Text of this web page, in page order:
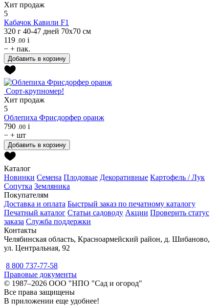
Хит продаж
5
Кабачок Кавили F1
320 г 40-47 дней 70х70 см
119 .00 i
− + пак.
Добавить в корзину
Сорт-крупномер!
Хит продаж
5
Облепиха Фрисдорфер оранж
790 .00 i
− + шт
Добавить в корзину
Каталог
Новинки Семена Плодовые Декоративные Картофель / Лук
Сопутка Земляника
Покупателям
Доставка и оплата Быстрый заказ по печатному каталогу
Печатный каталог Статьи садоводу Акции Проверить статус
заказа Служба поддержки
Контакты
Челябинская область, Красноармейский район, д. Шибаново,
ул. Центральная, 92
8 800 737-77-58
Правовые документы
© 1987–2026 ООО "НПО "Сад и огород"
Все права защищены
В приложении еще удобнее!